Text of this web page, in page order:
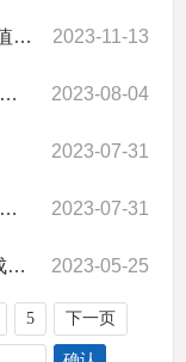
前三季度全市规模以上工业企业增加值同比增长1.8% 2023-11-13
2023年上半年西湖管理区经济运行数有波动 总势稳好 2023-08-04
2023-07-31
2023年上半年临澧经济运行呈现稳健向好态势 2023-07-31
2023年1-4月常德公路、水路运输完成情况 2023-05-25
5 下一页